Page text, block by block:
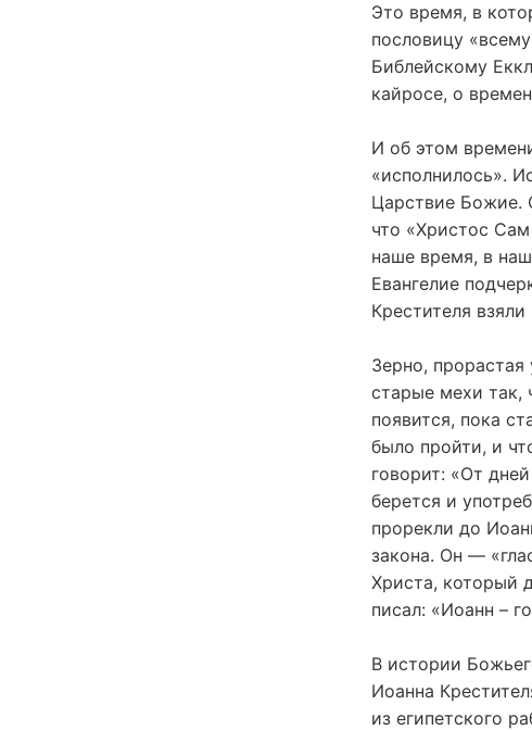
Это время, в
пословицу
Библейскому
кайросе, о
И об этом
«исполнилось».
Царствие Божие.
что «Христос
наше время, в
Евангелие
Крестителя
Зерно, прорастая
старые мехи так,
появится, пока
было пройти, и
говорит: «От
берется и
прорекли до
закона. Он —
Христа, который
писал: «Иоанн –
В истории
Иоанна
из египетского